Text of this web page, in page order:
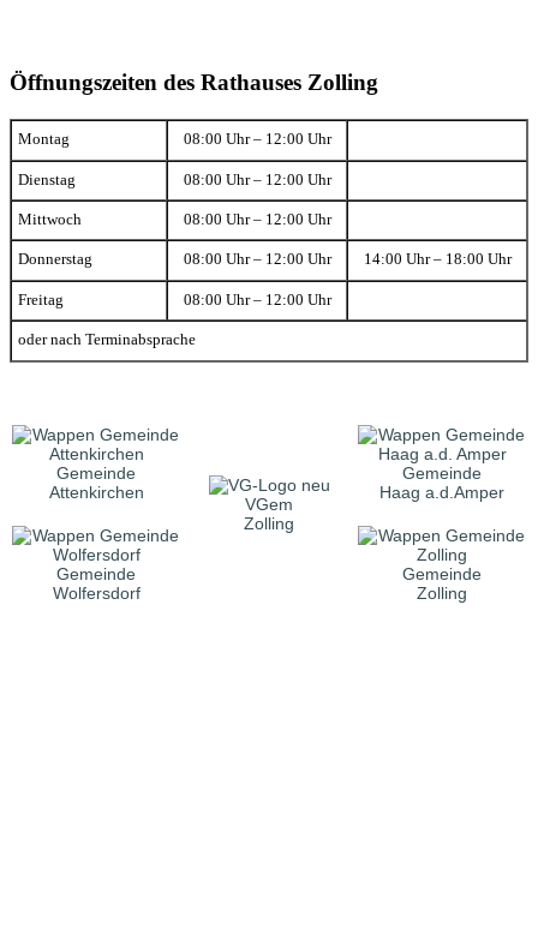
Öffnungszeiten des Rathauses Zolling
Montag 08:00 Uhr – 12:00 Uhr
Dienstag 08:00 Uhr – 12:00 Uhr
Mittwoch 08:00 Uhr – 12:00 Uhr
Donnerstag 08:00 Uhr – 12:00 Uhr 14:00 Uhr – 18:00 Uhr
Freitag 08:00 Uhr – 12:00 Uhr
oder nach Terminabsprache
Gemeinde
Attenkirchen
VGem
Zolling
Gemeinde
Haag a.d.Amper
Gemeinde
Wolfersdorf
Gemeinde
Zolling